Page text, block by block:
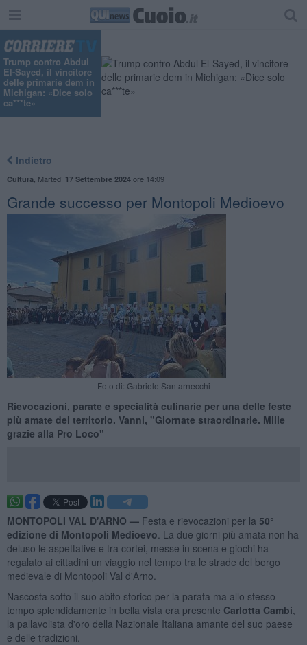
Trump contro Abdul
El-Sayed, il vincitore
delle primarie dem in
Michigan: «Dice solo
ca***te»
Indietro
Cultura Martedì 17 Settembre 2024ore 14:09
Grande successo per Montopoli Medioevo
Foto di: Gabriele Santarnecchi
Rievocazioni, parate e specialità culinarie per una delle feste
più amate del territorio. Vanni, "Giornate straordinarie. Mille
grazie alla Pro Loco"
MONTOPOLI VAL D'ARNO — Festa e rievocazioni per la 50°
edizione di Montopoli Medioevo . La due giorni più amata non ha
deluso le aspettative e tra cortei, messe in scena e giochi ha
regalato ai cittadini un viaggio nel tempo tra le strade del borgo
medievale di Montopoli Val d'Arno.
Nascosta sotto il suo abito storico per la parata ma allo stesso
tempo splendidamente in bella vista era presente Carlotta Cambi
la pallavolista d'oro della Nazionale Italiana amante del suo paese
e delle tradizioni.